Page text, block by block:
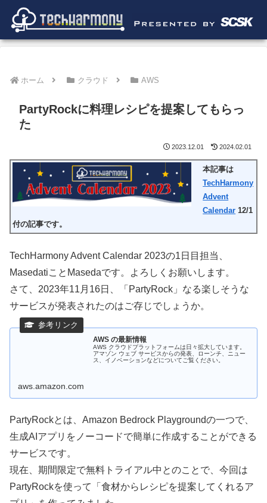
ホーム クラウド AWS
PartyRockに料理レシピを提案してもらっ
た
2023.12.01 2024.02.01
本記事は
TechHarmony
Advent
Calendar 12/1
付の記事です。
TechHarmony Advent Calendar 2023の1日目担当、
MasedatiことMasedaです。よろしくお願いします。
さて、2023年11月16日、「PartyRock」なる楽しそうな
サービスが発表されたのはご存じでしょうか。
AWS の最新情報
AWS クラウドプラットフォームは日々拡大しています。
アマゾン ウェブ サービスからの発表、ローンチ、ニュー
ス、イノベーションなどについてご覧ください。
aws.amazon.com
PartyRockとは、Amazon Bedrock Playgroundの一つで、
生成AIアプリをノーコードで簡単に作成することができる
サービスです。
現在、期間限定で無料トライアル中とのことで、今回は
PartyRockを使って「食材からレシピを提案してくれるア